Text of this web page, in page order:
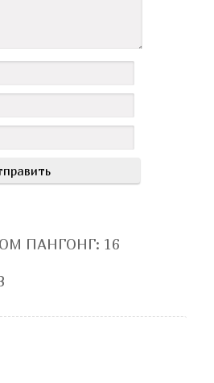
ПАНГОНГ: 16